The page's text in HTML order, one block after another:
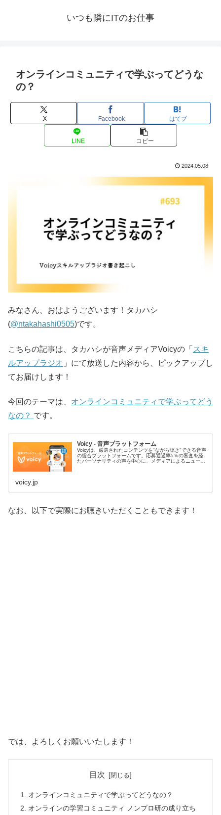
いつも隣にITのお仕事
オンラインコミュニティで学ぶってどうな
の？
X Facebook はてブ
LINE コピー
2024.05.08
みなさん、おはようございます！タカハシ
(@ntakahashi0505)です。
こちらの記事は、タカハシが音声メディアVoicyの「 スキ
ルアップラジオ 」にて放送した内容から、ピックアップし
てお届けします！
今回のテーマは、 オンラインコミュニティで学ぶってどう
なの？ です。
Voicy - 音声プラットフォーム
Voicyは、厳選されたコンテンツを"ながら聴き"できる音声
の総合プラットフォームです。応募通過率5％の審査を経
たパーソナリティの声を中心に、メディアによるニュース
voicy.jp
なお、以下で実際にお聴きいただくこともできます！
では、よろしくお願いいたします！
目次
オンラインコミュニティで学ぶってどうなの？
オンラインの学習コミュニティ ノンプロ研の成り立ち